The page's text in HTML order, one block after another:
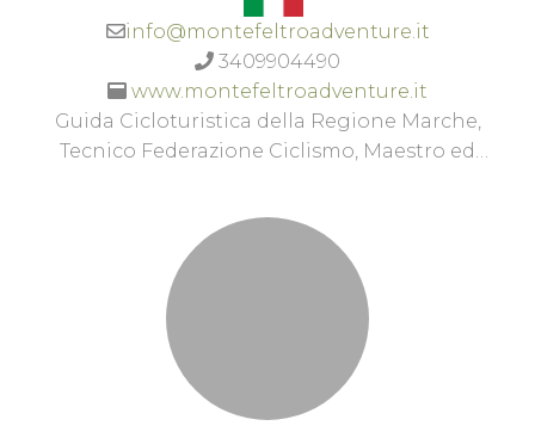
info@montefeltroadventure.it
3409904490
www.montefeltroadventure.it
Guida Cicloturistica della Regione Marche,
Tecnico Federazione Ciclismo, Maestro ed
responsabile settore ciclismo Uisp per la
Provincia di Pesaro ed Urbino.